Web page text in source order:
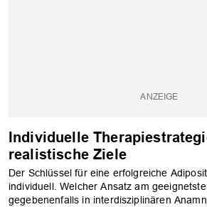
Individuelle
realistische Ziele
Der Schlüssel für eine erfolgreiche
individuell. Welcher Ansatz am
gegebenenfalls in interdisziplinären